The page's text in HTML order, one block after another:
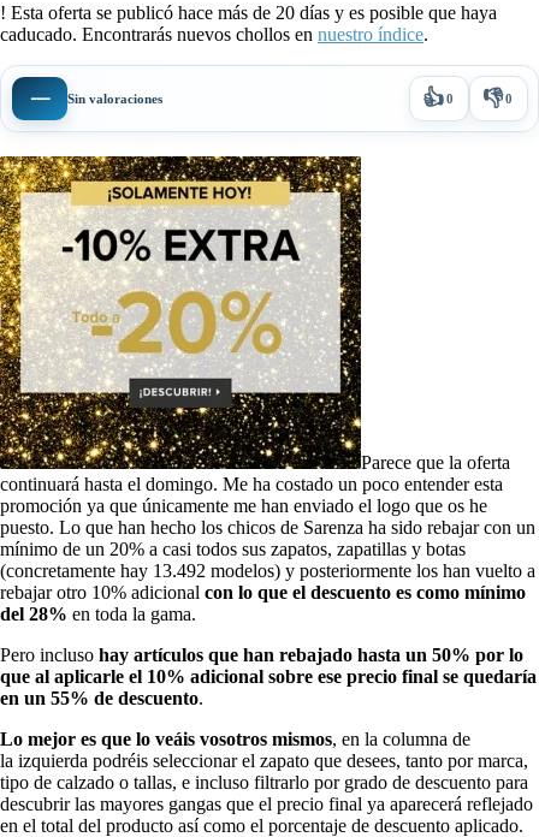
! Esta oferta se publicó hace más de 20 días y es posible que haya
caducado. Encontrarás nuevos chollos en nuestro índice.
— Sin valoraciones 👍0 👎0
Parece que la oferta
continuará hasta el domingo. Me ha costado un poco entender esta
promoción ya que únicamente me han enviado el logo que os he
puesto. Lo que han hecho los chicos de Sarenza ha sido rebajar con un
mínimo de un 20% a casi todos sus zapatos, zapatillas y botas
(concretamente hay 13.492 modelos) y posteriormente los han vuelto a
rebajar otro 10% adicional con lo que el descuento es como mínimo
del 28% en toda la gama.
Pero incluso hay artículos que han rebajado hasta un 50% por lo
que al aplicarle el 10% adicional sobre ese precio final se quedaría
en un 55% de descuento.
Lo mejor es que lo veáis vosotros mismos, en la columna de
la izquierda podréis seleccionar el zapato que desees, tanto por marca,
tipo de calzado o tallas, e incluso filtrarlo por grado de descuento para
descubrir las mayores gangas que el precio final ya aparecerá reflejado
en el total del producto así como el porcentaje de descuento aplicado.